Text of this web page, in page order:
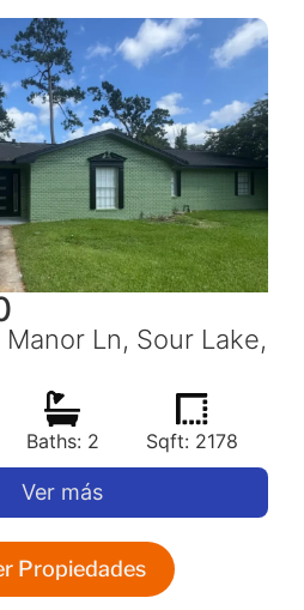
Ln, Sour Lake,
Baths: 2 Sqft: 2178
Ver más
Propiedades